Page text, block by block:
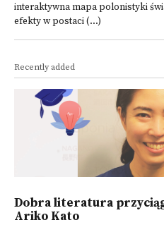
interaktywna mapa polonistyki
efekty w postaci (...)
Recently added
Dobra literatura
Ariko Kato